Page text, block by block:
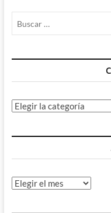
Categorías
Archivos